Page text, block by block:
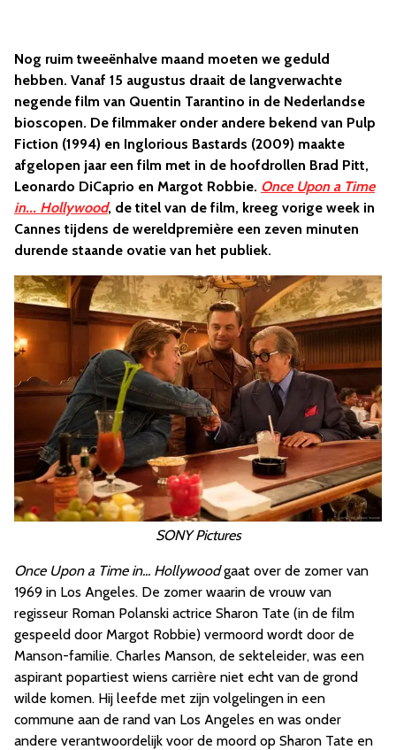
Nog ruim tweeënhalve maand moeten we geduld
hebben. Vanaf 15 augustus draait de langverwachte
negende film van Quentin Tarantino in de Nederlandse
bioscopen. De filmmaker onder andere bekend van Pulp
Fiction (1994) en Inglorious Bastards (2009) maakte
afgelopen jaar een film met in de hoofdrollen Brad Pitt,
Leonardo DiCaprio en Margot Robbie. Once Upon a Time
in... Hollywood, de titel van de film, kreeg vorige week in
Cannes tijdens de wereldpremière een zeven minuten
durende staande ovatie van het publiek.
SONY Pictures
Once Upon a Time in... Hollywoodgaat over de zomer van
1969 in Los Angeles. De zomer waarin de vrouw van
regisseur Roman Polanski actrice Sharon Tate (in de film
gespeeld door Margot Robbie) vermoord wordt door de
Manson-familie. Charles Manson, de sekteleider, was een
aspirant popartiest wiens carrière niet echt van de grond
wilde komen. Hij leefde met zijn volgelingen in een
commune aan de rand van Los Angeles en was onder
andere verantwoordelijk voor de moord op Sharon Tate en